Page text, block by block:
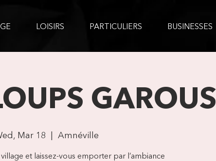
LOISIRS PARTICULIERS BUSINESSES
GAROUS
Mar 18 Amnéville
et laissez-vous emporter par l’ambiance